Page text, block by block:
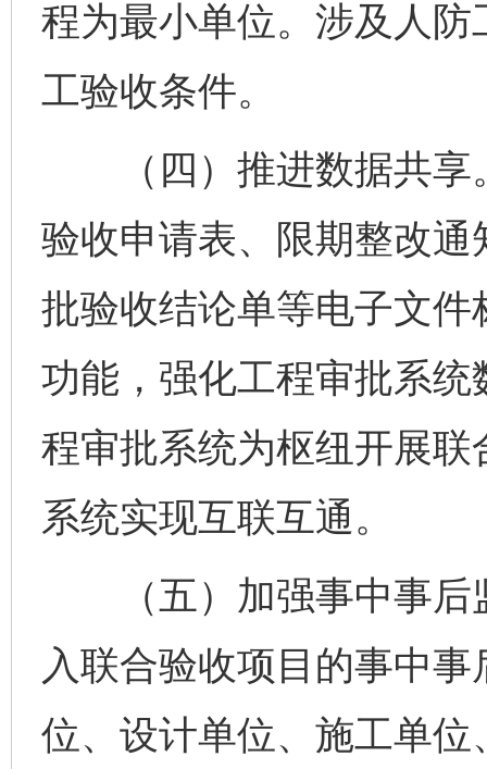
程为最小单位。涉及人
工验收条件。
（四）推进数据共享
验收申请表、限期整改
批验收结论单等电子文
功能，强化工程审批系
程审批系统为枢纽开展
系统实现互联互通。
（五）加强事中事后
入联合验收项目的事中
位、设计单位、施工单